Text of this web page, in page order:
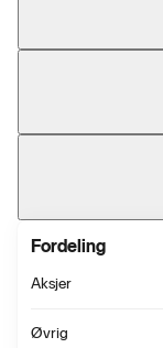
Fordeling
Aksjer
Øvrig